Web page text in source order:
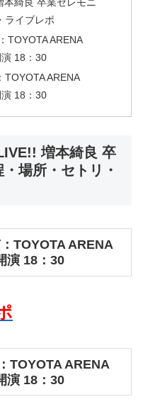
本綺良 卒業セレモニ
ライブレポ
ARENA
18：30
ARENA
18：30
増本綺良 卒
場所・セトリ・
TOYOTA ARENA
演 18：30
TOYOTA ARENA
演 18：30